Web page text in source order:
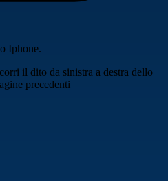
Iphone.
il dito da sinistra a destra dello
precedenti